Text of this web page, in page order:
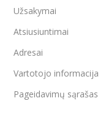
Užsakymai
Atsiusiuntimai
Adresai
Vartotojo informacija
Pageidavimų sąrašas